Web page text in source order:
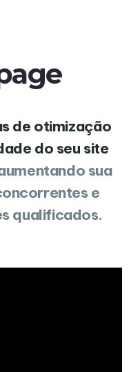
de otimização
do seu site
sua
e
qualificados.